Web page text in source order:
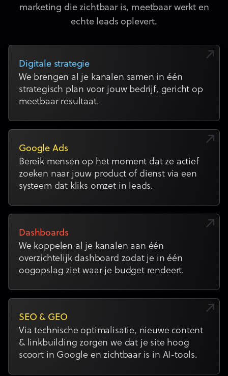
marketing die zichtbaar is, meetbaar werkt en
echte leads oplevert.
Digitale strategie
We brengen al je kanalen samen in één
strategisch plan voor jouw bedrijf, gericht op
meetbaar resultaat.
Google Ads
Bereik mensen op het moment dat ze actief
zoeken naar jouw product of dienst via een
systeem dat kliks omzet in leads.
Dashboards
We koppelen al je kanalen aan één
overzichtelijk dashboard zodat je in één
oogopslag ziet waar je budget rendeert.
SEO & GEO
Via technische optimalisatie, nieuwe content
& linkbuilding zorgen we dat je site hoog
scoort in Google en zichtbaar is in AI-tools.